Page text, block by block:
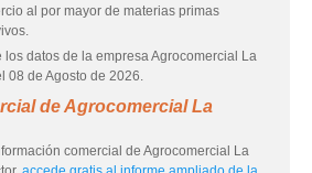
al por mayor de materias primas
los datos de la empresa Agrocomercial La
08 de Agosto de 2026.
de Agrocomercial La
comercial de Agrocomercial La